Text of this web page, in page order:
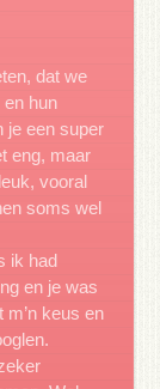
dat we
hun
je een super
eng, maar
vooral
soms wel
ik had
en je was
m’n keus en